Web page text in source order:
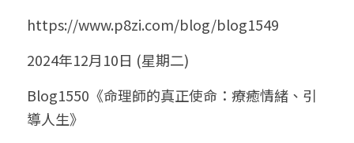
https://www.p8zi.com/blog/blog1549
2024年12月10日 (星期二)
Blog1550《命理師的真正使命：療癒情緒、引
導人生》